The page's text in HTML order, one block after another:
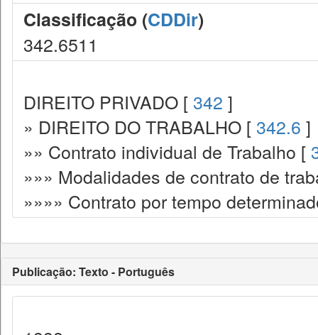
Classificação (CDDir)
342.6511
DIREITO PRIVADO [ 342 ]
» DIREITO DO TRABALHO [ 342.6 ]
»» Contrato individual de Trabalho [
»»» Modalidades de contrato de
»»»» Contrato por tempo
Publicação: Texto - Português